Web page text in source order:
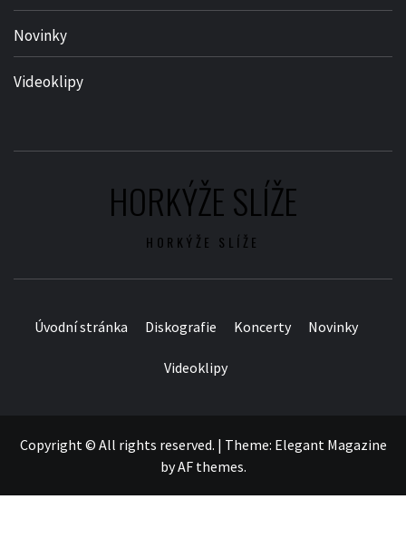
Novinky
Videoklipy
HORKÝŽE SLÍŽE
HORKÝŽE SLÍŽE
Úvodní stránka Diskografie Koncerty Novinky
Videoklipy
Copyright © All rights reserved. | Theme: Elegant Magazine
byAF themes.